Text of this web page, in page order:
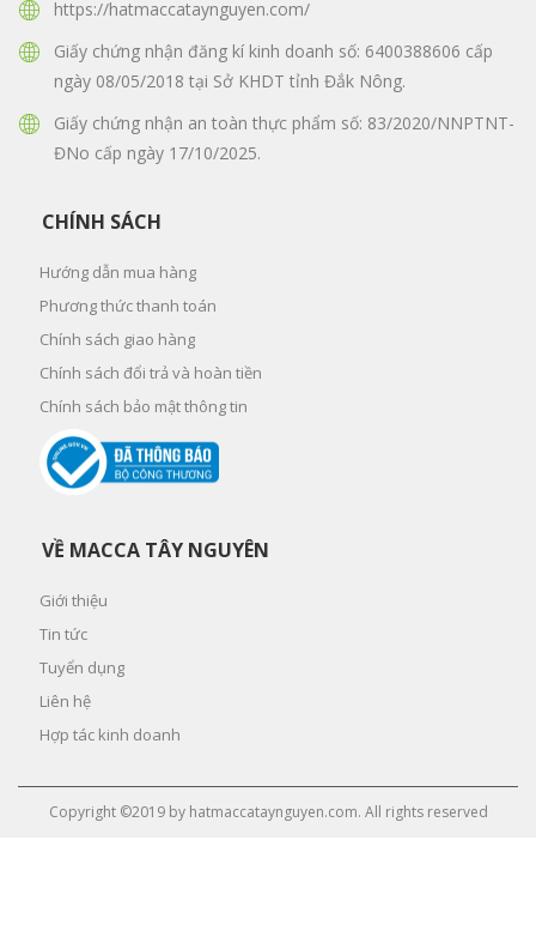
https://hatmaccataynguyen.com/
Giấy chứng nhận đăng kí kinh doanh số: 6400388606 cấp
ngày 08/05/2018 tại Sở KHDT tỉnh Đắk Nông.
Giấy chứng nhận an toàn thực phẩm số: 83/2020/NNPTNT-
ĐNo cấp ngày 17/10/2025.
CHÍNH SÁCH
Hướng dẫn mua hàng
Phương thức thanh toán
Chính sách giao hàng
Chính sách đổi trả và hoàn tiền
Chính sách bảo mật thông tin
VỀ MACCA TÂY NGUYÊN
Giới thiệu
Tin tức
Tuyển dụng
Liên hệ
Hợp tác kinh doanh
Copyright ©2019 by hatmaccataynguyen.com. All rights reserved